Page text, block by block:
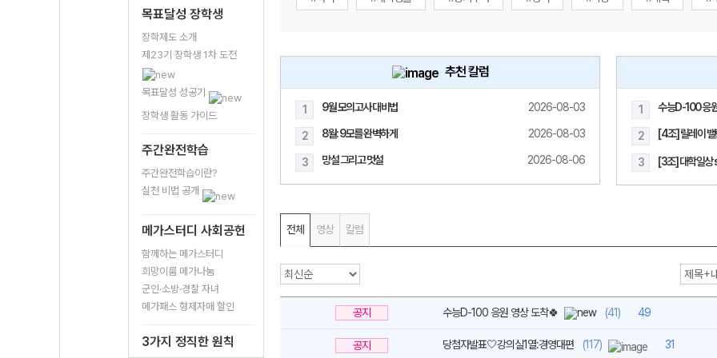
목표달성 장학생
장학제도 소개
제23기 장학생 1차 도전
목표달성 성공기
장학생 활동 가이드
주간완전학습
주간완전학습이란?
실천 비법 공개
메가스터디 사회공헌
함께하는 메가스터디
희망이룸 메가나눔
군인·소방·경찰 자녀
메가패스 형제자매 할인
3가지 정직한 원칙
추천 칼럼
1 9월 모의고사 대비법 2026-08-03
2 8월: 9모를 완벽하게 2026-08-03
3 망설 그리고 멋설 2026-08-06
1 수능D-100 응
2 [4조] 릴레이
3 [3조] 대학일
전체 영상 칼럼
공지 수능D-100 응원 영상 도착🍀 (41) 49
공지 당첨자발표🤍강의실1열:경영대편 (117) 31